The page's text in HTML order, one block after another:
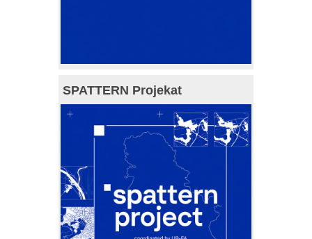
SPATTERN Projekat